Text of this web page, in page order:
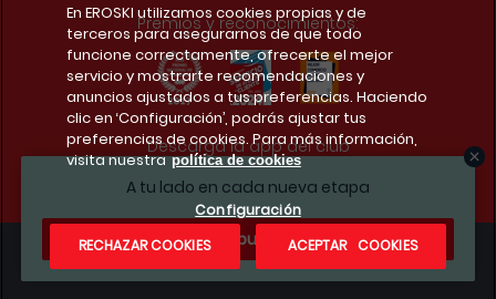
A tu lado en cada nueva etapa
¿Te apuntas?
Premios y reconocimientos:
Descarga la app del club
Condiciones legales
En EROSKI utilizamos cookies propias y de
terceros para asegurarnos de que todo
funcione correctamente, ofrecerte el mejor
servicio y mostrarte recomendaciones y
anuncios ajustados a tus preferencias. Haciendo
clic en ‘Configuración’, podrás ajustar tus
preferencias de cookies. Para más información,
visita nuestra política de cookies
Configuración
RECHAZAR COOKIES
ACEPTAR COOKIES